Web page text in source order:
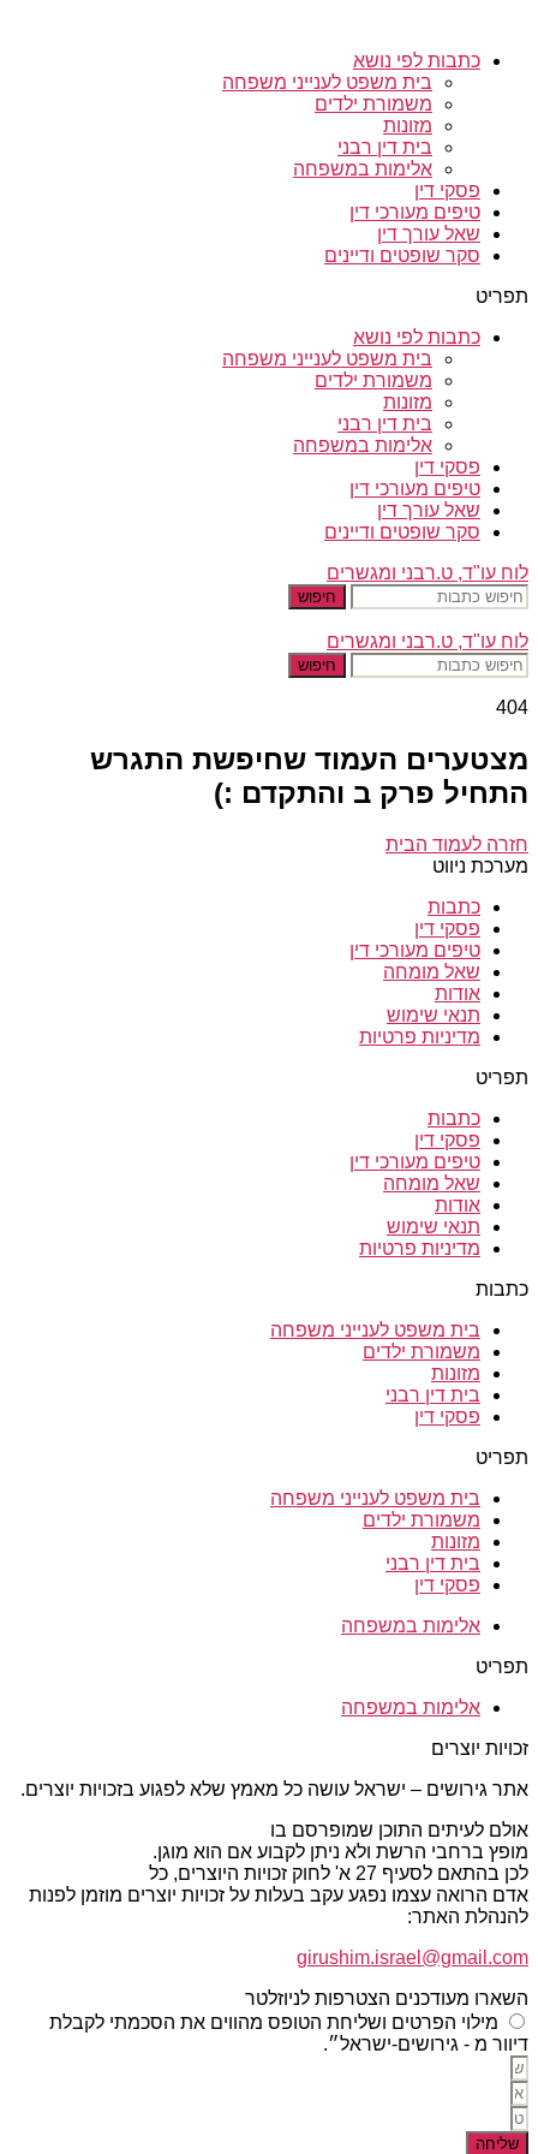
כתבות לפי נושא
בית משפט לענייני משפחה
משמורת ילדים
מזונות
בית דין רבני
אלימות במשפחה
פסקי דין
טיפים מעורכי דין
שאל עורך דין
סקר שופטים ודיינים
תפריט
כתבות לפי נושא
בית משפט לענייני משפחה
משמורת ילדים
מזונות
בית דין רבני
אלימות במשפחה
פסקי דין
טיפים מעורכי דין
שאל עורך דין
סקר שופטים ודיינים
לוח עו"ד, ט.רבני ומגשרים
חיפוש
לוח עו"ד, ט.רבני ומגשרים
חיפוש
404
מצטערים העמוד שחיפשת התגרש
התחיל פרק ב והתקדם :)
חזרה לעמוד הבית
מערכת ניווט
כתבות
פסקי דין
טיפים מעורכי דין
שאל מומחה
אודות
תנאי שימוש
מדיניות פרטיות
תפריט
כתבות
פסקי דין
טיפים מעורכי דין
שאל מומחה
אודות
תנאי שימוש
מדיניות פרטיות
כתבות
בית משפט לענייני משפחה
משמורת ילדים
מזונות
בית דין רבני
פסקי דין
תפריט
בית משפט לענייני משפחה
משמורת ילדים
מזונות
בית דין רבני
פסקי דין
אלימות במשפחה
תפריט
אלימות במשפחה
זכויות יוצרים
אתר גירושים – ישראל עושה כל מאמץ שלא לפגוע בזכויות יוצרים.
אולם לעיתים התוכן שמופרסם בו
מופץ ברחבי הרשת ולא ניתן לקבוע אם הוא מוגן.
לכן בהתאם לסעיף 27 א' לחוק זכויות היוצרים, כל
אדם הרואה עצמו נפגע עקב בעלות על זכויות יוצרים מוזמן לפנות
להנהלת האתר:
girushim.israel@gmail.com
השארו מעודכנים הצטרפות לניוזלטר
מילוי הפרטים ושליחת הטופס מהווים את הסכמתי לקבלת
דיוור מ - גירושים-ישראל״.
שליחה